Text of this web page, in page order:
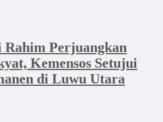
Perjuangkan
Kemensos Setujui
di Luwu Utara